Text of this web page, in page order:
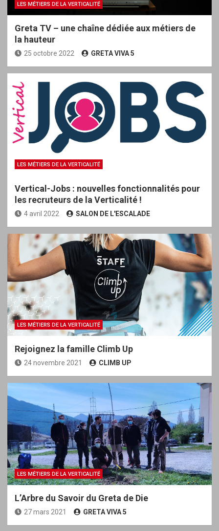
LES MÉTIERS DE LA VERTICALITÉ
Greta TV – une chaîne dédiée aux métiers de
la hauteur
25 octobre 2022 GRETA VIVA 5
LES MÉTIERS DE LA VERTICALITÉ
Vertical-Jobs : nouvelles fonctionnalités pour
les recruteurs de la Verticalité !
4 avril 2022 SALON DE L'ESCALADE
LES MÉTIERS DE LA VERTICALITÉ
Rejoignez la famille Climb Up
24 novembre 2021 CLIMB UP
LES MÉTIERS DE LA VERTICALITÉ
L’Arbre du Savoir du Greta de Die
27 mars 2021 GRETA VIVA 5